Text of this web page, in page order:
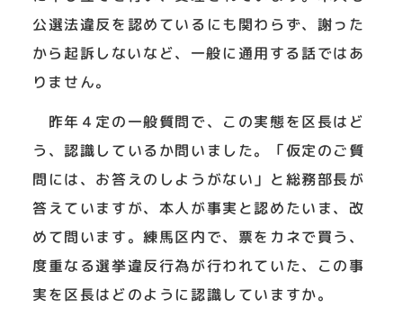
公選法違反を認めているにも関わらず、謝った
から起訴しないなど、一般に通用する話ではあ
りません。
昨年４定の一般質問で、この実態を区長はど
う、認識しているか問いました。「仮定のご質
問には、お答えのしようがない」と総務部長が
答えていますが、本人が事実と認めたいま、改
めて問います。練馬区内で、票をカネで買う、
度重なる選挙違反行為が行われていた、この事
実を区長はどのように認識していますか。